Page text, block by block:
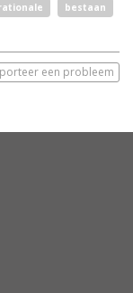
bestaan
een probleem